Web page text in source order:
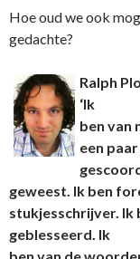
Hoe oud we ook
gedachte?
Ralph
‘Ik
ben van
een
geweest. Ik ben
stukjesschrijver. Ik
geblesseerd. Ik